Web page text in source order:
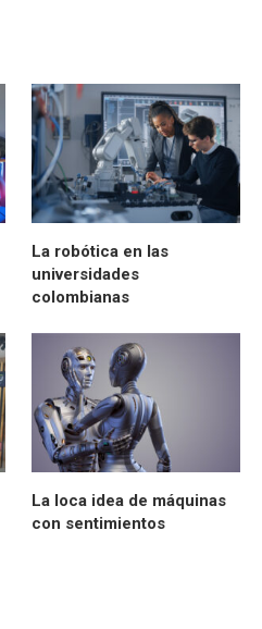
La robótica en las
universidades
colombianas
La loca idea de máquinas
con sentimientos